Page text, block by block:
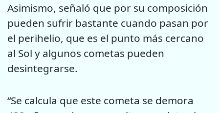
Asimismo, señaló que por su composición
pueden sufrir bastante cuando pasan por
el perihelio, que es el punto más cercano
al Sol y algunos cometas pueden
desintegrarse.
“Se calcula que este cometa se demora